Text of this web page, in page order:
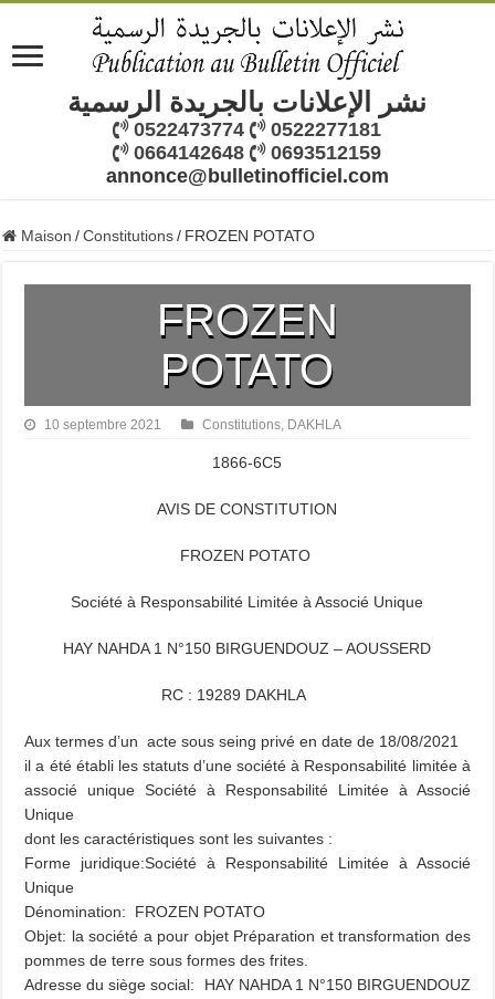
نشر الإعلانات بالجريدة الرسمية
0522473774
0522277181
0664142648
0693512159
annonce@bulletinofficiel.com
Maison / Constitutions / FROZEN POTATO
FROZEN
POTATO
10 septembre 2021 Constitutions, DAKHLA
1866-6C5
AVIS DE CONSTITUTION
FROZEN POTATO
Société à Responsabilité Limitée à Associé Unique
HAY NAHDA 1 N°150 BIRGUENDOUZ – AOUSSERD
RC : 19289 DAKHLA
Aux termes d’un acte sous seing privé en date de 18/08/2021
il a été établi les statuts d’une société à Responsabilité limitée à
associé unique Société à Responsabilité Limitée à Associé
Unique
dont les caractéristiques sont les suivantes :
Forme juridique:Société à Responsabilité Limitée à Associé
Unique
Dénomination: FROZEN POTATO
Objet: la société a pour objet Préparation et transformation des
pommes de terre sous formes des frites.
Adresse du siège social: HAY NAHDA 1 N°150 BIRGUENDOUZ